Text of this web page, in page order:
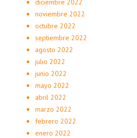
noviembre 2022
octubre 2022
septiembre 2022
agosto 2022
julio 2022
junio 2022
mayo 2022
abril 2022
marzo 2022
febrero 2022
enero 2022